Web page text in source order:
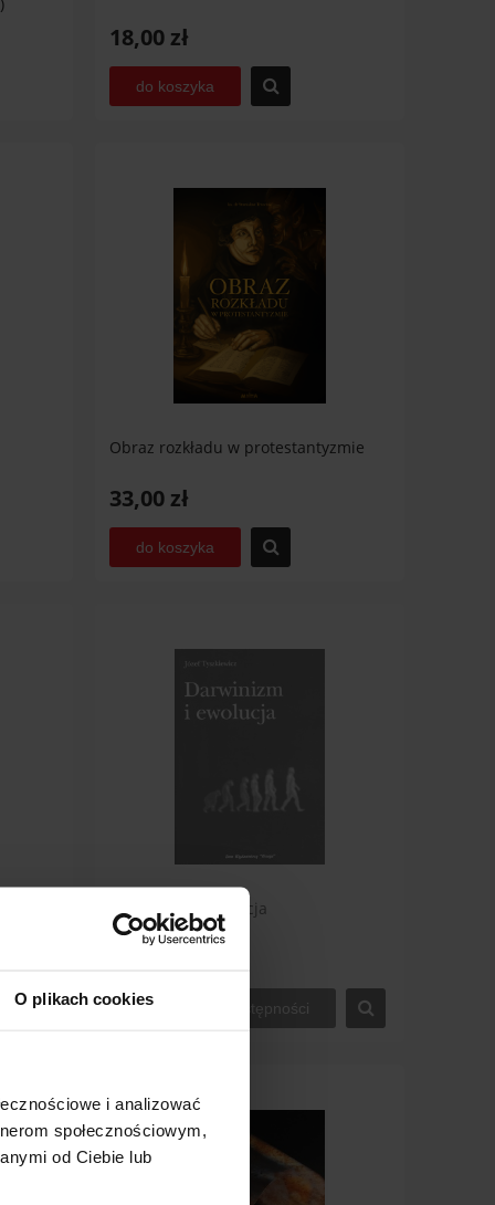
O plikach cookies
i analizować
społecznościowym,
od Ciebie lub
18,00 zł
do koszyka
Obraz rozkładu w protestantyzmie
33,00 zł
do koszyka
Darwinizm i ewolucja
powiadom o dostępności